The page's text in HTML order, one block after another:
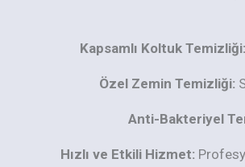
Kapsamlı Koltuk Temizliği:
Özel Zemin Temizliği:
Anti-Bakteriyel
Hızlı ve Etkili Hizmet: